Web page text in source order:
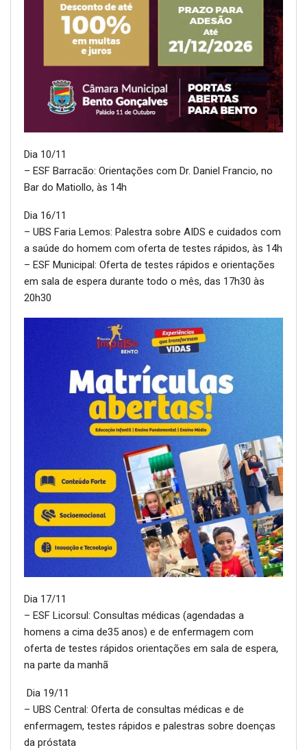
Dia 10/11
– ESF Barracão: Orientações com Dr. Daniel Francio, no
Bar do Matiollo, às 14h
Dia 16/11
– UBS Faria Lemos: Palestra sobre AIDS e cuidados com
a saúde do homem com oferta de testes rápidos, às 14h
– ESF Municipal: Oferta de testes rápidos e orientações
em sala de espera durante todo o mês, das 17h30 às
20h30
Dia 17/11
– ESF Licorsul: Consultas médicas (agendadas a
homens a cima de35 anos) e de enfermagem com
oferta de testes rápidos orientações em sala de espera,
na parte da manhã
Dia 19/11
– UBS Central: Oferta de consultas médicas e de
enfermagem, testes rápidos e palestras sobre doenças
da próstata